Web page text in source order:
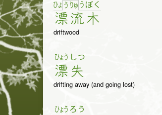
ひょ う
漂
りゅ う
流
ぼく
木
driftwood
ひょう
漂
しつ
失
drifting away (and going lost)
ひょう ろう